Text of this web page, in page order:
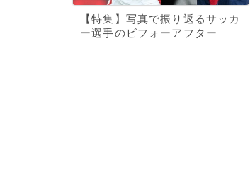
【特集】写真で振り返るサッカ
ー選手のビフォーアフター